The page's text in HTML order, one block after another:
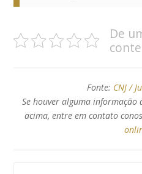
De
Fonte: CNJ /
Se houver alguma
acima, entre em contato